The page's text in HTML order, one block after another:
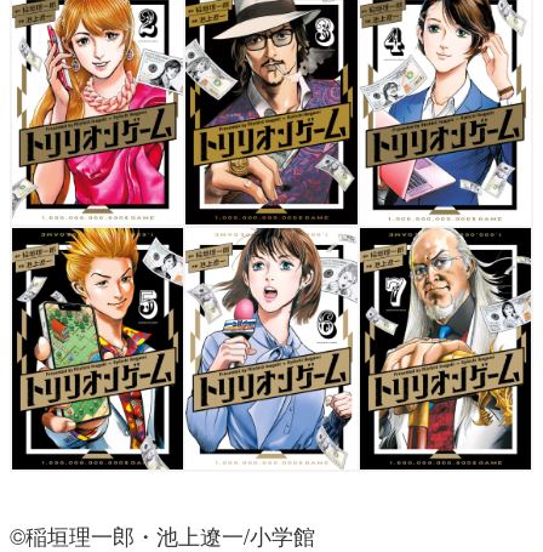
©稲垣理一郎・池上遼一/小学館